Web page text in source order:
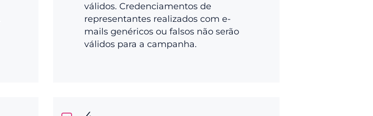
válidos. Credenciamentos de
representantes realizados com e-
mails genéricos ou falsos não serão
válidos para a campanha.